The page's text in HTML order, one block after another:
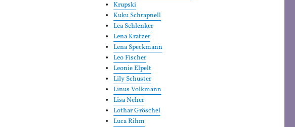
Krupski
Kuku Schrapnell
Lea Schlenker
Lena Kratzer
Lena Speckmann
Leo Fischer
Leonie Elpelt
Lily Schuster
Linus Volkmann
Lisa Neher
Lothar Gröschel
Luca Rihm